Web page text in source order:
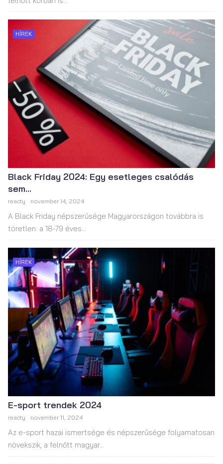
HÍREK
Black Friday 2024: Egy esetleges csalódás
sem...
reacty november 14, 2024
A Black Friday népszerűsége Magyarországon továbbra is
töretlen: a 18-79 éves...
HÍREK
E-sport trendek 2024
reacty november 11, 2024
Az e-sport hazai ismertsége és népszerűsége folyamatosan
növekszik, a felnőtt magyar...